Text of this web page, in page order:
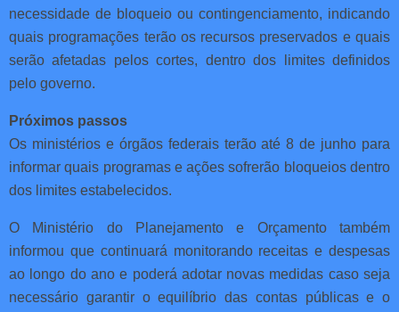
necessidade de bloqueio ou contingenciamento, indicando
quais programações terão os recursos preservados e quais
serão afetadas pelos cortes, dentro dos limites definidos
pelo governo.
Próximos passos
Os ministérios e órgãos federais terão até 8 de junho para
informar quais programas e ações sofrerão bloqueios dentro
dos limites estabelecidos.
O Ministério do Planejamento e Orçamento também
informou que continuará monitorando receitas e despesas
ao longo do ano e poderá adotar novas medidas caso seja
necessário garantir o equilíbrio das contas públicas e o